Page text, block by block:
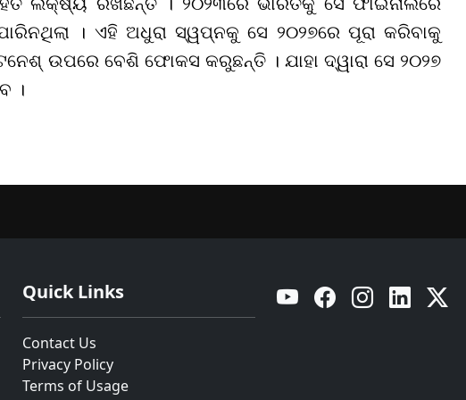
। ଏହି ଅଧୁରା ସ୍ୱପ୍ନକୁ ସେ ୨୦୨୭ରେ ପୂରା କରିବାକୁ
ଉପରେ ବେଶି ଫୋକସ କରୁଛନ୍ତି । ଯାହା ଦ୍ୱାରା ସେ ୨୦୨୭
।
Quick Links
Contact Us
Privacy Policy
Terms of Usage
YouTube Facebook Instagram